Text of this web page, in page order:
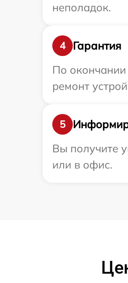
неполадок.
4
Гарантия
По
ремонт
5
Вы получите
или в офис.